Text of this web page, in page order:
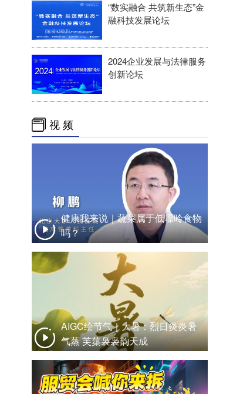
“数实融合 共筑新生态”金
融科技发展论坛
2024企业发展与法律服务
创新论坛
视 频
健康我来说｜蔬菜属于低嘌呤食物
吗？
AIGC绘节气｜大暑：烈日炎炎暑
气蒸 芙蕖袅袅韵天成